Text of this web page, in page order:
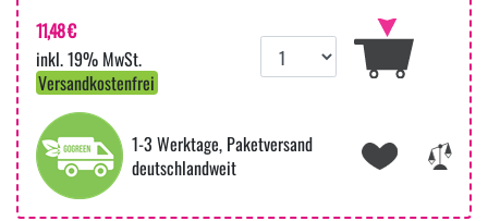
11,48 €
inkl. 19% MwSt.
Versandkostenfrei
1-3 Werktage, Paketversand
deutschlandweit